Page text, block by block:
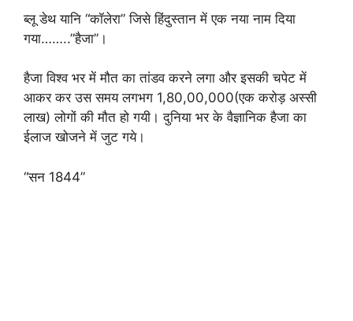
ब्लू डेथ यानि “कॉलेरा” जिसे हिंदुस्तान में एक नया नाम दिया
गया……..”हैजा”।
हैजा विश्व भर में मौत का तांडव करने लगा और इसकी चपेट में
आकर कर उस समय लगभग 1,80,00,000(एक करोड़ अस्सी
लाख) लोगों की मौत हो गयी। दुनिया भर के वैज्ञानिक हैजा का
ईलाज खोजने में जुट गये।
“सन 1844”